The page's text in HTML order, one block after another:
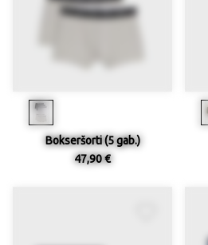
Bokseršorti (5 gab.)
47,90 €